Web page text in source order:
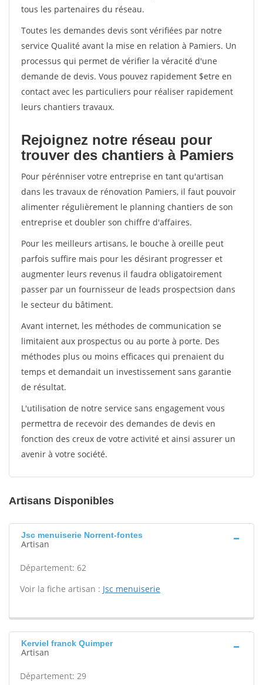
tous les partenaires du réseau.
Toutes les demandes devis sont vérifiées par notre
service Qualité avant la mise en relation à Pamiers. Un
processus qui permet de vérifier la véracité d'une
demande de devis. Vous pouvez rapidement $etre en
contact avec les particuliers pour réaliser rapidement
leurs chantiers travaux.
Rejoignez notre réseau pour
trouver des chantiers à Pamiers
Pour pérénniser votre entreprise en tant qu'artisan
dans les travaux de rénovation Pamiers, il faut pouvoir
alimenter régulièrement le planning chantiers de son
entreprise et doubler son chiffre d'affaires.
Pour les meilleurs artisans, le bouche à oreille peut
parfois suffire mais pour les désirant progresser et
augmenter leurs revenus il faudra obligatoirement
passer par un fournisseur de leads prospectsion dans
le secteur du bâtiment.
Avant internet, les méthodes de communication se
limitaient aux prospectus ou au porte à porte. Des
méthodes plus ou moins efficaces qui prenaient du
temps et demandait un investissement sans garantie
de résultat.
L'utilisation de notre service sans engagement vous
permettra de recevoir des demandes de devis en
fonction des creux de votre activité et ainsi assurer un
avenir à votre société.
Artisans Disponibles
Jsc menuiserie Norrent-fontes
Artisan
Département: 62
Voir la fiche artisan : Jsc menuiserie
Kerviel franck Quimper
Artisan
Département: 29